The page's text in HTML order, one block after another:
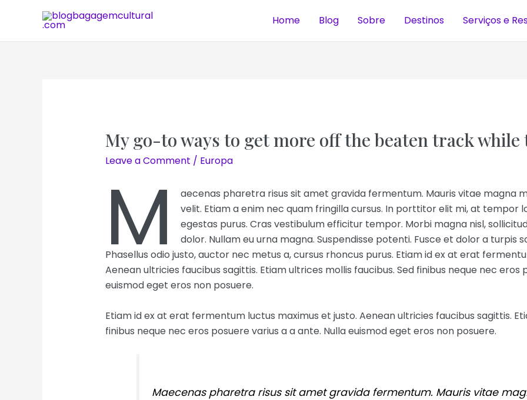
Home Blog Sobre Destinos Serviços e
My go-to ways to get more off the beaten track
Leave a Comment / Europa
M
aecenas pharetra risus sit amet gravida fermentum. Mauris vitae magna
velit. Etiam a enim nec quam fringilla cursus. In porttitor elit mi, at tempor
egestas purus. Cras vestibulum efficitur tempor. Morbi magna nisl,
dolor. Nullam eu urna magna. Suspendisse potenti. Fusce et dolor a turpis
Phasellus odio justo, auctor nec metus a, cursus rhoncus purus. Etiam id ex at erat
Aenean ultricies faucibus sagittis. Etiam ultrices mollis faucibus. Sed finibus neque nec eros
euismod eget eros non posuere.
Etiam id ex at erat fermentum luctus maximus et justo. Aenean ultricies faucibus sagittis.
finibus neque nec eros posuere varius a a ante. Nulla euismod eget eros non posuere.
Maecenas pharetra risus sit amet gravida fermentum. Mauris vitae